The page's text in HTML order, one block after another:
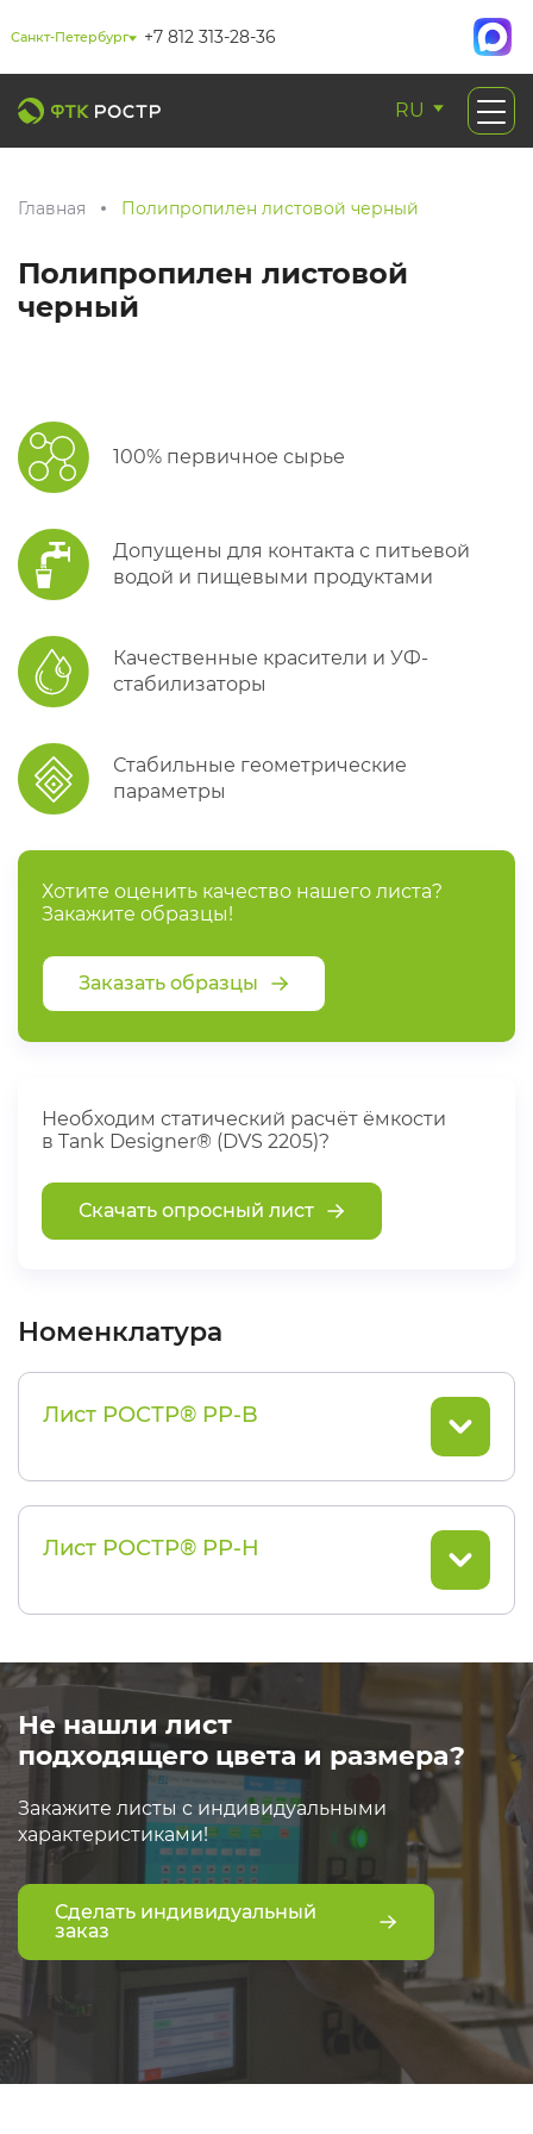
Санкт-Петербург +7 812 313-28-36
RU
Главная Полипропилен листовой черный
Полипропилен листовой
черный
100% первичное сырье
Допущены для контакта с питьевой
водой и пищевыми продуктами
Качественные красители и УФ-
стабилизаторы
Стабильные геометрические
параметры
Хотите оценить качество нашего листа?
Закажите образцы!
Заказать образцы
Необходим статический расчёт ёмкости
в Tank Designer® (DVS 2205)?
Скачать опросный лист
Номенклатура
Лист РОСТР® PP-B
Лист РОСТР® PP-H
Не нашли лист
подходящего цвета и размера?
Закажите листы с индивидуальными
характеристиками!
Сделать индивидуальный
заказ